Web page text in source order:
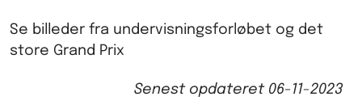
Se billeder fra undervisningsforløbet og det
store Grand Prix
Senest opdateret 06-11-2023